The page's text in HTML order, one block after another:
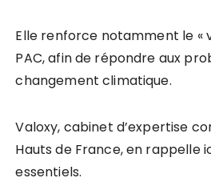
Elle renforce notamment le «
PAC, afin de répondre aux
changement climatique.
Valoxy, cabinet d’expertise
Hauts de France, en rappelle
essentiels.